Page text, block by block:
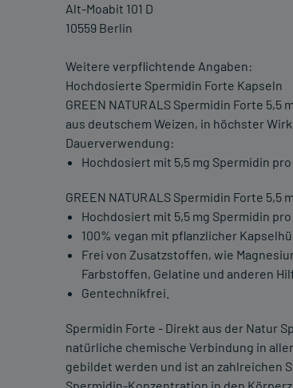
Alt-Moabit 101 D
10559 Berlin
Weitere verpflichtende Angaben:
Hochdosierte Spermidin Forte Kapseln
GREEN NATURALS Spermidin Forte
aus deutschem Weizen, in höchster
Dauerverwendung:
Hochdosiert mit 5,5 mg Spermidin
GREEN NATURALS Spermidin Forte
Hochdosiert mit 5,5 mg Spermidin
100% vegan mit pflanzlicher
Frei von Zusatzstoffen, wie
Farbstoffen, Gelatine und anderen
Gentechnikfrei.
Spermidin Forte - Direkt aus der Natur
natürliche chemische Verbindung in
gebildet werden und ist an zahlreichen